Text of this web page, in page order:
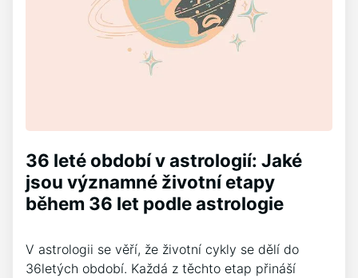
36 leté období v astrologií: Jaké
jsou významné životní etapy
během 36 let podle astrologie
V astrologii se věří, že životní cykly se dělí do
36letých období. Každá z těchto etap přináší